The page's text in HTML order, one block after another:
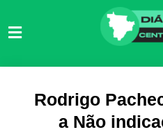
para
Rodrigo
a Não